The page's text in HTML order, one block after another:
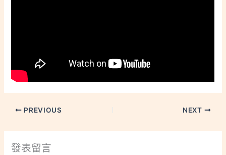
PREVIOUS NEXT
發表留言